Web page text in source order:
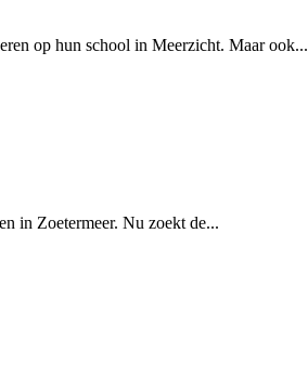
op hun school in Meerzicht. Maar ook...
in Zoetermeer. Nu zoekt de...